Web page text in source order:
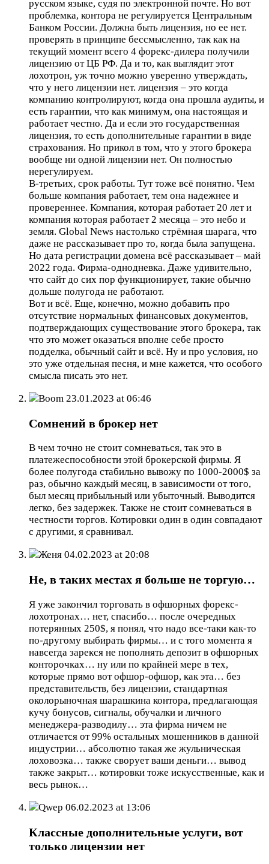
русском языке, судя по электронной почте. Но вот
проблемка, контора не регулируется Центральным
Банком России. Должна быть лицензия, но ее нет.
проверять в принципе бессмысленно, так как на
текущий момент всего 4 форекс-дилера получили
лицензию от ЦБ РФ. Да и то, как выглядит этот
лохотрон, уж точно можно уверенно утверждать,
что у него лицензии нет. лицензия – это когда
компанию контролируют, когда она прошла аудиты, и
есть гарантии, что как минимум, она настоящая и
работает честно. Да и если это государственная
лицензия, то есть дополнительные гарантии в виде
страхования. Но прикол в том, что у этого брокера
вообще ни одной лицензии нет. Он полностью
нерегулируем.
В-третьих, срок работы. Тут тоже всё понятно. Чем
больше компания работает, тем она надежнее и
провереннее. Компания, которая работает 20 лет и
компания которая работает 2 месяца – это небо и
земля. Global News настолько стрёмная шарага, что
даже не рассказывает про то, когда была запущена.
Но дата регистрации домена всё рассказывает – май
2022 года. Фирма-однодневка. Даже удивительно,
что сайт до сих пор функционирует, такие обычно
дольше полугода не работают.
Вот и всё. Еще, конечно, можно добавить про
отсутствие нормальных финансовых документов,
подтверждающих существование этого брокера, так
что это может оказаться вполне себе просто
подделка, обычный сайт и всё. Ну и про условия, но
это уже отдельная песня, и мне кажется, что особого
смысла писать это нет.
Boom 23.01.2023 at 06:46
Сомнений в брокер нет
В чем точно не стоит сомневаться, так это в
платежеспособности этой брокерской фирмы. Я
более полугода стабильно вывожу по 1000-2000$ за
раз, обычно каждый месяц, в зависимости от того,
был месяц прибыльный или убыточный. Выводится
легко, без задержек. Также не стоит сомневаться в
честности торгов. Котировки один в один совпадают
с другими, я сравнивал.
Женя 04.02.2023 at 20:08
Не, в таких местах я больше не торгую…
Я уже закончил торговать в офшорных форекс-
лохотронах… нет, спасибо… после очередных
потерянных 250$, я понял, что надо все-таки как-то
по-другому выбирать фирмы… и с того момента я
навсегда зарекся не пополнять депозит в офшорных
конторочках… ну или по крайней мере в тех,
которые прямо вот офшор-офшор, как эта… без
представительств, без лицензии, стандартная
околорыночная шарашкина контора, предлагающая
кучу бонусов, сигналы, обучалки и личного
менеджера-разводилу… эта фирма ничем не
отличается от 99% остальных мошенников в данной
индустрии… абсолютно такая же жульническая
лоховозка… также сворует ваши деньги… вывод
также закрыт… котировки тоже искусственные, как и
весь рынок…
Qwep 06.02.2023 at 13:06
Классные дополнительные услуги, вот
только лицензии нет